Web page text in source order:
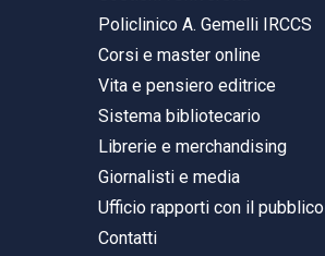
Policlinico A. Gemelli IRCCS
Corsi e master online
Vita e pensiero editrice
Sistema bibliotecario
Librerie e merchandising
Giornalisti e media
Ufficio rapporti con il pubblico
Contatti